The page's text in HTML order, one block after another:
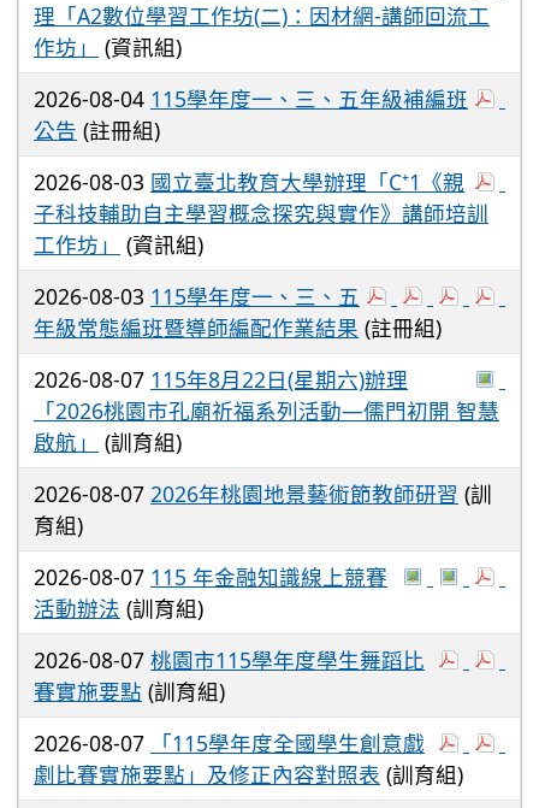
理「A2數位學習工作坊(二)：因材網-講師回流工
作坊」
(資訊組)
2026-08-04 115學年度一、三、五年級補編班
公告 (註冊組)
2026-08-03 國立臺北教育大學辦理「C⁺1《親
子科技輔助自主學習概念探究與實作》講師培訓
工作坊」
(資訊組)
2026-08-03 115學年度一、三、五
年級常態編班暨導師編配作業結果 (註冊組)
2026-08-07 115年8月22日(星期六)辦理
「2026桃園市孔廟祈福系列活動—儒門初開 智慧
啟航」
(訓育組)
2026-08-07 2026年桃園地景藝術節教師研習 (訓
育組)
2026-08-07 115 年金融知識線上競賽
活動辦法 (訓育組)
2026-08-07 桃園市115學年度學生舞蹈比
賽實施要點 (訓育組)
2026-08-07
「115學年度全國學生創意戲
劇比賽實施要點」及修正內容對照表 (訓育組)